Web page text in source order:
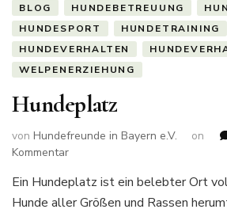
BLOG HUNDEBETREUUNG
HUNDESPORT
HUNDETRAINING
HUNDEVERHALTEN
WELPENERZIEHUNG
Hundeplatz
von Hundefreunde in Bayern e.V. on
Kommentarzu
Ein Hundeplatz ist ein belebter Ort
Hunde aller Größen und Rassen